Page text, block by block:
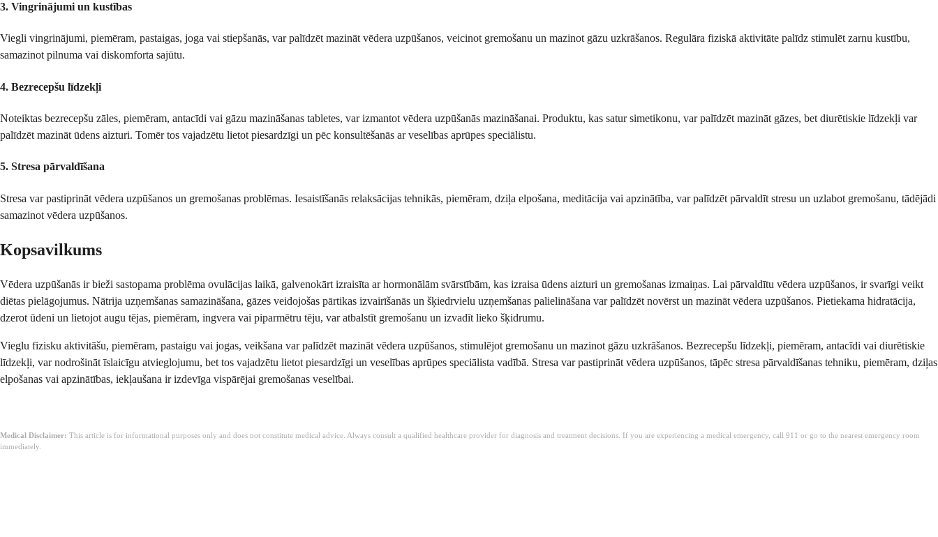
3. Vingrinājumi un kustības
Viegli vingrinājumi, piemēram, pastaigas, joga vai stiepšanās, var palīdzēt mazināt vēdera uzpūšanos, veicinot gremošanu un mazinot gāzu uzkrāšanos. Regulāra fiziskā aktivitāte palīdz stimulēt zarnu kustību,
samazinot pilnuma vai diskomforta sajūtu.
4. Bezrecepšu līdzekļi
Noteiktas bezrecepšu zāles, piemēram, antacīdi vai gāzu mazināšanas tabletes, var izmantot vēdera uzpūšanās mazināšanai. Produktu, kas satur simetikonu, var palīdzēt mazināt gāzes, bet diurētiskie līdzekļi var
palīdzēt mazināt ūdens aizturi. Tomēr tos vajadzētu lietot piesardzīgi un pēc konsultēšanās ar veselības aprūpes speciālistu.
5. Stresa pārvaldīšana
Stresa var pastiprināt vēdera uzpūšanos un gremošanas problēmas. Iesaistīšanās relaksācijas tehnikās, piemēram, dziļa elpošana, meditācija vai apzinātība, var palīdzēt pārvaldīt stresu un uzlabot gremošanu, tādējādi
samazinot vēdera uzpūšanos.
Kopsavilkums
Vēdera uzpūšanās ir bieži sastopama problēma ovulācijas laikā, galvenokārt izraisīta ar hormonālām svārstībām, kas izraisa ūdens aizturi un gremošanas izmaiņas. Lai pārvaldītu vēdera uzpūšanos, ir svarīgi veikt
diētas pielāgojumus. Nātrija uzņemšanas samazināšana, gāzes veidojošas pārtikas izvairīšanās un šķiedrvielu uzņemšanas palielināšana var palīdzēt novērst un mazināt vēdera uzpūšanos. Pietiekama hidratācija,
dzerot ūdeni un lietojot augu tējas, piemēram, ingvera vai piparmētru tēju, var atbalstīt gremošanu un izvadīt lieko šķidrumu.
Vieglu fizisku aktivitāšu, piemēram, pastaigu vai jogas, veikšana var palīdzēt mazināt vēdera uzpūšanos, stimulējot gremošanu un mazinot gāzu uzkrāšanos. Bezrecepšu līdzekļi, piemēram, antacīdi vai diurētiskie
līdzekļi, var nodrošināt īslaicīgu atvieglojumu, bet tos vajadzētu lietot piesardzīgi un veselības aprūpes speciālista vadībā. Stresa var pastiprināt vēdera uzpūšanos, tāpēc stresa pārvaldīšanas tehniku, piemēram, dziļas
elpošanas vai apzinātības, iekļaušana ir izdevīga vispārējai gremošanas veselībai.
Medical Disclaimer: This article is for informational purposes only and does not constitute medical advice. Always consult a qualified healthcare provider for diagnosis and treatment decisions. If you are experiencing a medical emergency, call 911 or go to the nearest emergency room
immediately.